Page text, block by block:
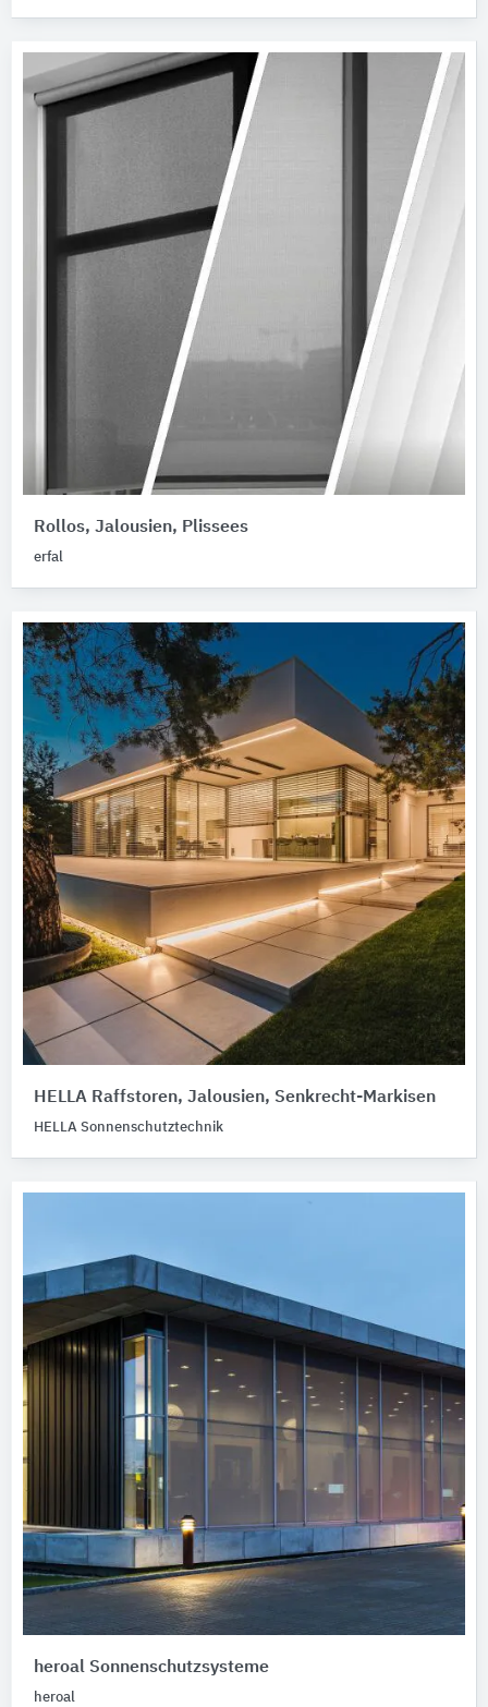
Rollos, Jalousien, Plissees
erfal
HELLA Raffstoren, Jalousien, Senkrecht-Markisen
HELLA Sonnenschutztechnik
heroal Sonnenschutzsysteme
heroal